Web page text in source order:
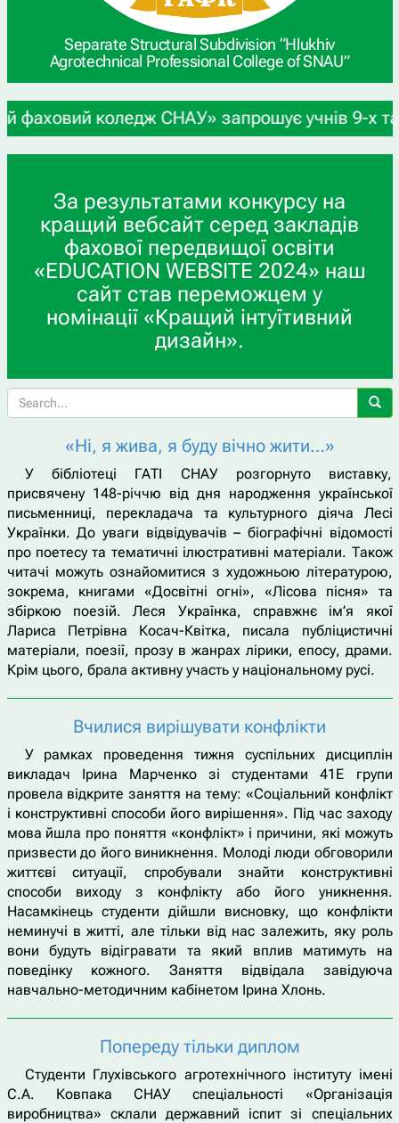
Separate Structural Subdivision “Hlukhiv
Agrotechnical Professional College of SNAU”
коледж СНАУ» запрошує учнів 9-х та 11-х
За результатами конкурсу на
кращий вебсайт серед закладів
фахової передвищої освіти
«EDUCATION WEBSITE 2024» наш
сайт став переможцем у
номінації «Кращий інтуїтивний
дизайн».
«Ні, я жива, я буду вічно жити…»
У бібліотеці ГАТІ СНАУ розгорнуто виставку,
присвячену 148-річчю від дня народження української
письменниці, перекладача та культурного діяча Лесі
Українки. До уваги відвідувачів – біографічні відомості
про поетесу та тематичні ілюстративні матеріали. Також
читачі можуть ознайомитися з художньою літературою,
зокрема, книгами «Досвітні огні», «Лісова пісня» та
збіркою поезій. Леся Українка, справжнє ім’я якої
Лариса Петрівна Косач-Квітка, писала публіцистичні
матеріали, поезії, прозу в жанрах лірики, епосу, драми.
Крім цього, брала активну участь у національному русі.
Вчилися вирішувати конфлікти
У рамках проведення тижня суспільних дисциплін
викладач Ірина Марченко зі студентами 41Е групи
провела відкрите заняття на тему: «Соціальний конфлікт
і конструктивні способи його вирішення». Під час заходу
мова йшла про поняття «конфлікт» і причини, які можуть
призвести до його виникнення. Молоді люди обговорили
життєві ситуації, спробували знайти конструктивні
способи виходу з конфлікту або його уникнення.
Насамкінець студенти дійшли висновку, що конфлікти
неминучі в житті, але тільки від нас залежить, яку роль
вони будуть відігравати та який вплив матимуть на
поведінку кожного. Заняття відвідала завідуюча
навчально-методичним кабінетом Ірина Хлонь.
Попереду тільки диплом
Студенти Глухівського агротехнічного інституту імені
С.А. Ковпака СНАУ спеціальності «Організація
виробництва» склали державний іспит зі спеціальних